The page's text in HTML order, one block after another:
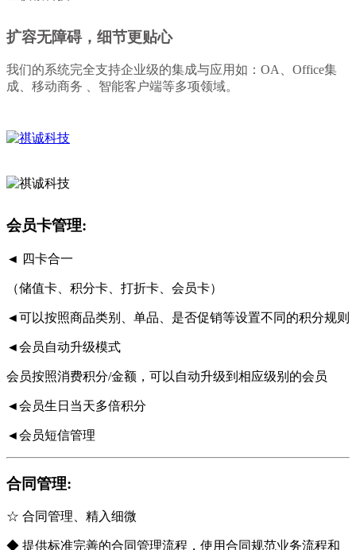
扩容无障碍，细节更贴心
我们的系统完全支持企业级的集成与应用如：OA、Office集
成、移动商务 、智能客户端等多项领域。
会员卡管理:
◄ 四卡合一
（储值卡、积分卡、打折卡、会员卡）
◄可以按照商品类别、单品、是否促销等设置不同的积分规则
◄会员自动升级模式
会员按照消费积分/金额，可以自动升级到相应级别的会员
◄会员生日当天多倍积分
◄会员短信管理
合同管理:
☆ 合同管理、精入细微
◆ 提供标准完善的合同管理流程，使用合同规范业务流程和